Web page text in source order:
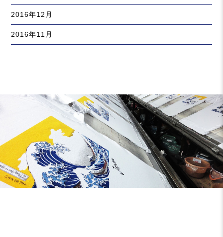
2016年12月
2016年11月